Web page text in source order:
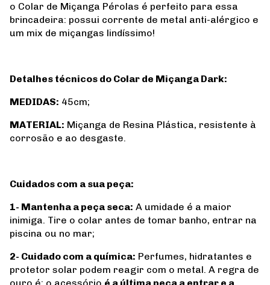
o Colar de Miçanga Pérolas é perfeito para essa
brincadeira: possui corrente de metal anti-alérgico e
um mix de miçangas lindíssimo!
Detalhes técnicos do Colar de Miçanga Dark:
MEDIDAS: 45cm;
MATERIAL: Miçanga de Resina Plástica, resistente à
corrosão e ao desgaste.
Cuidados com a sua peça:
1- Mantenha a peça seca: A umidade é a maior
inimiga. Tire o colar antes de tomar banho, entrar na
piscina ou no mar;
2- Cuidado com a química: Perfumes, hidratantes e
protetor solar podem reagir com o metal. A regra de